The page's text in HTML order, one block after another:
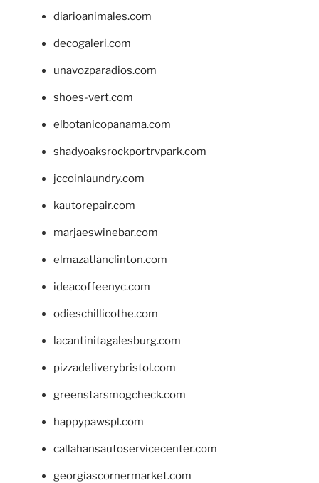
diarioanimales.com
decogaleri.com
unavozparadios.com
shoes-vert.com
elbotanicopanama.com
shadyoaksrockportrvpark.com
jccoinlaundry.com
kautorepair.com
marjaeswinebar.com
elmazatlanclinton.com
ideacoffeenyc.com
odieschillicothe.com
lacantinitagalesburg.com
pizzadeliverybristol.com
greenstarsmogcheck.com
happypawspl.com
callahansautoservicecenter.com
georgiascornermarket.com